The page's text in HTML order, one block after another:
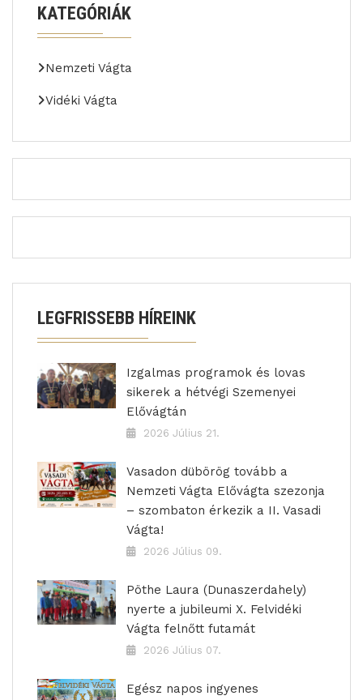
KATEGÓRIÁK
Nemzeti Vágta
Vidéki Vágta
LEGFRISSEBB HÍREINK
Izgalmas programok és lovas
sikerek a hétvégi Szemenyei
Elővágtán
2026 Július 21.
Vasadon dübörög tovább a
Nemzeti Vágta Elővágta szezonja
– szombaton érkezik a II. Vasadi
Vágta!
2026 Július 09.
Pöthe Laura (Dunaszerdahely)
nyerte a jubileumi X. Felvidéki
Vágta felnőtt futamát
2026 Július 07.
Egész napos ingyenes